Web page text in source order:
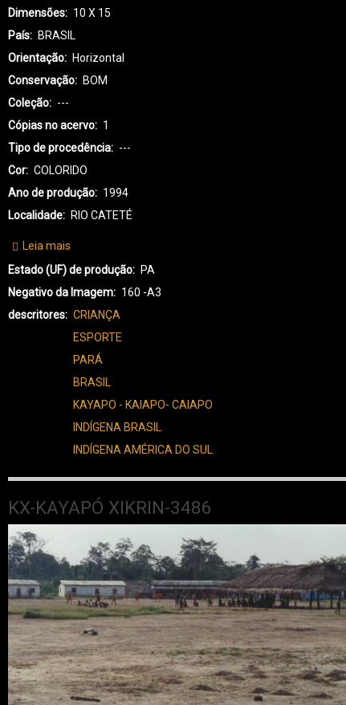
Dimensões
10 X 15
País
BRASIL
Orientação
Horizontal
Conservação
BOM
Coleção
---
Cópias no acervo
1
Tipo de procedência
---
Cor
COLORIDO
Ano de produção
1994
Localidade
RIO CATETÉ
Leia mais
KX-
KAYAPÓ
XIKRIN-
3504
Estado (UF) de produção
PA
Negativo da Imagem
160 -A3
descritores
CRIANÇA
ESPORTE
PARÁ
BRASIL
KAYAPO - KAIAPO- CAIAPO
INDÍGENA BRASIL
INDÍGENA AMÉRICA DO SUL
KX-KAYAPÓ XIKRIN-3486